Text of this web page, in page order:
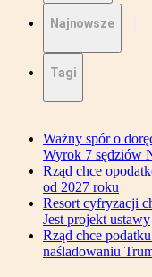
Najnowsze
Tagi
Ważny spór o
Wyrok 7 sędziów
Rząd chce
od 2027 roku
Resort cyfryzacji
Jest projekt ustawy
Rząd chce
naśladowaniu